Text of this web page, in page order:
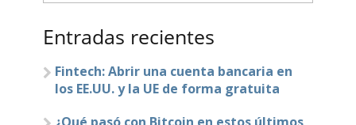
Entradas recientes
Fintech: Abrir una cuenta bancaria en
los EE.UU. y la UE de forma gratuita